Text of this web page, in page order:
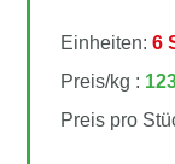
Einheiten:6
Preis/kg :
Preis pro